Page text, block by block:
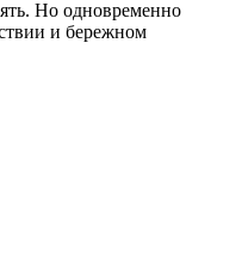
Но одновременно
и бережном